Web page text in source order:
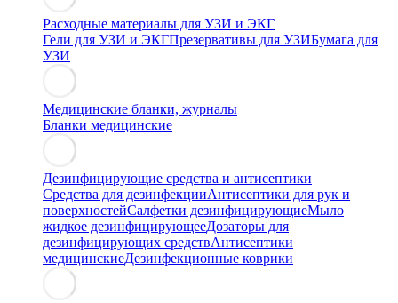
Расходные материалы для УЗИ и ЭКГ
Гели для УЗИ и ЭКГПрезервативы для УЗИБумага для
УЗИ
Медицинские бланки, журналы
Бланки медицинские
Дезинфицирующие средства и антисептики
Средства для дезинфекцииАнтисептики для рук и
поверхностейСалфетки дезинфицирующиеМыло
жидкое дезинфицирующееДозаторы для
дезинфицирующих средствАнтисептики
медицинскиеДезинфекционные коврики